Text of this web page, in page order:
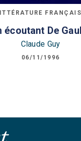
écoutant De
Claude Guy
06/11/1996